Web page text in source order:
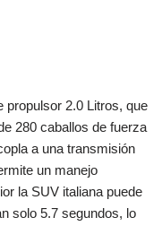
propulsor 2.0 Litros, que
280 caballos de fuerza
a una transmisión
un manejo
la SUV italiana puede
solo 5.7 segundos, lo